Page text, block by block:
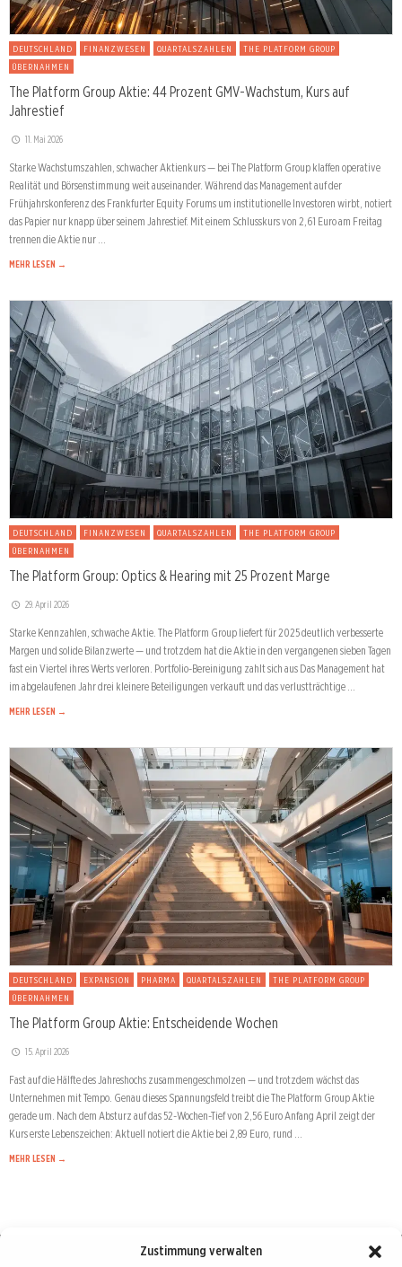
Zustimmung verwalten
DEUTSCHLAND FINANZWESEN QUARTALSZAHLEN
THE PLATFORM GROUP
ÜBERNAHMEN
The Platform Group Aktie: 44 Prozent GMV-Wachstum, Kurs auf
Jahrestief
11. Mai 2026
Starke Wachstumszahlen, schwacher Aktienkurs — bei The Platform Group klaffen operative
Realität und Börsenstimmung weit auseinander. Während das Management auf der
Frühjahrskonferenz des Frankfurter Equity Forums um institutionelle Investoren wirbt, notiert
das Papier nur knapp über seinem Jahrestief. Mit einem Schlusskurs von 2,61 Euro am Freitag
trennen die Aktie nur …
MEHR LESEN →
DEUTSCHLAND FINANZWESEN QUARTALSZAHLEN
THE PLATFORM GROUP
ÜBERNAHMEN
The Platform Group: Optics & Hearing mit 25 Prozent Marge
29. April 2026
Starke Kennzahlen, schwache Aktie. The Platform Group liefert für 2025 deutlich verbesserte
Margen und solide Bilanzwerte — und trotzdem hat die Aktie in den vergangenen sieben Tagen
fast ein Viertel ihres Werts verloren. Portfolio-Bereinigung zahlt sich aus Das Management hat
im abgelaufenen Jahr drei kleinere Beteiligungen verkauft und das verlustträchtige …
MEHR LESEN →
DEUTSCHLAND EXPANSION PHARMA QUARTALSZAHLEN
THE PLATFORM GROUP
ÜBERNAHMEN
The Platform Group Aktie: Entscheidende Wochen
15. April 2026
Fast auf die Hälfte des Jahreshochs zusammengeschmolzen — und trotzdem wächst das
Unternehmen mit Tempo. Genau dieses Spannungsfeld treibt die The Platform Group Aktie
gerade um. Nach dem Absturz auf das 52-Wochen-Tief von 2,56 Euro Anfang April zeigt der
Kurs erste Lebenszeichen: Aktuell notiert die Aktie bei 2,89 Euro, rund …
MEHR LESEN →